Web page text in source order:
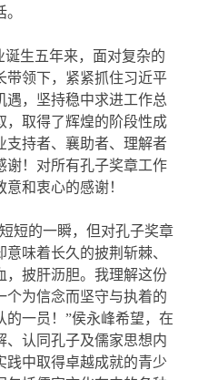
诞生五年来，面对复杂的
带领下，紧紧抓住习近平
遇，坚持稳中求进工作总
，取得了辉煌的阶段性成
支持者、襄助者、理解者
谢！对所有孔子奖章工作
和衷心的感谢！
短的一瞬，但对孔子奖章
味着长久的披荆斩棘、
，披肝沥胆。我理解这份
个为信念而坚守与执着的
的一员！”侯永峰希望，在
、认同孔子及儒家思想内
践中取得卓越成就的青少